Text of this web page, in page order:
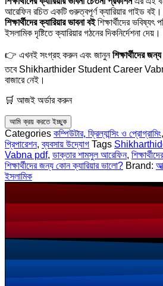
আরেফিন রচিত একটি গুরুত্বপূর্ণ ক্যারিয়ার গাইড বই।
শিক্ষার্থীদের ক্যারিয়ার ভাবনা বইশিক্ষার্থীদের ভবিষ্যৎ
ইসলামিক দৃষ্টিতে ক্যারিয়ার গঠনের দিকনির্দেশনা দেয়।
👉 এখনই সংগ্রহ করুন এবং জানুনশিক্ষার্থীদের
তবে Shikharthider Student Career
বাজারে নেই।
🛒 আজই অর্ডার করুন
আমি ক্রয় করতে ইচ্ছুক
Categories কম্পিউটার, ফ্রিল্যান্সিং ও প্রোগ্রামিং
প্রিপারেশন,ব্যবসায় উদ্যোগ Tags
Vabna pdf, ডাক্তার শামসুল আরেফিন,
শিক্ষার্থীদের জন্য কোন ক্যারিয়ার ভালো? Brand:
ইসলামিক